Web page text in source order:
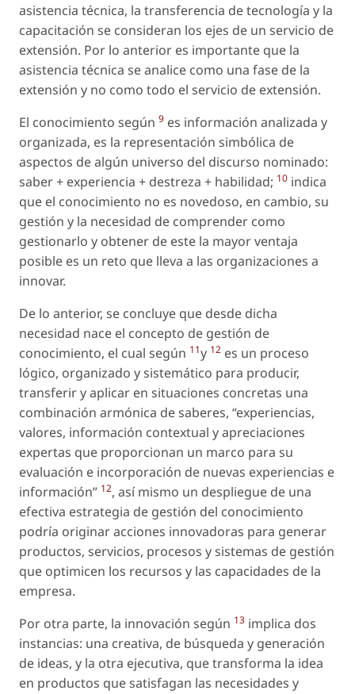
asistencia técnica, la transferencia de tecnología y la
capacitación se consideran los ejes de un servicio de
extensión. Por lo anterior es importante que la
asistencia técnica se analice como una fase de la
extensión y no como todo el servicio de extensión.
El conocimiento según 9 es información analizada y
organizada, es la representación simbólica de
aspectos de algún universo del discurso nominado:
saber + experiencia + destreza + habilidad; 10 indica
que el conocimiento no es novedoso, en cambio, su
gestión y la necesidad de comprender como
gestionarlo y obtener de este la mayor ventaja
posible es un reto que lleva a las organizaciones a
innovar.
De lo anterior, se concluye que desde dicha
necesidad nace el concepto de gestión de
conocimiento, el cual según 11y 12 es un proceso
lógico, organizado y sistemático para producir,
transferir y aplicar en situaciones concretas una
combinación armónica de saberes, “experiencias,
valores, información contextual y apreciaciones
expertas que proporcionan un marco para su
evaluación e incorporación de nuevas experiencias e
información” 12, así mismo un despliegue de una
efectiva estrategia de gestión del conocimiento
podría originar acciones innovadoras para generar
productos, servicios, procesos y sistemas de gestión
que optimicen los recursos y las capacidades de la
empresa.
Por otra parte, la innovación según 13 implica dos
instancias: una creativa, de búsqueda y generación
de ideas, y la otra ejecutiva, que transforma la idea
en productos que satisfagan las necesidades y